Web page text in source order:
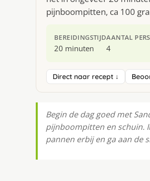
pijnboompitten, ca 100
BEREIDINGSTIJD
20 minuten
AANTAL
4
Direct naar recept ↓
Begin de dag goed met
pijnboompitten en schuin.
pannen erbij en ga aan de